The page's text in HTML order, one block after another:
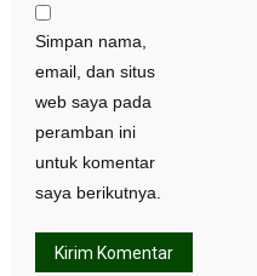
Simpan nama,
email, dan situs
web saya pada
peramban ini
untuk komentar
saya berikutnya.